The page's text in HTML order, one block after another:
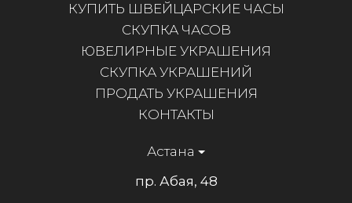
КУПИТЬ ШВЕЙЦАРСКИЕ ЧАСЫ
СКУПКА ЧАСОВ
ЮВЕЛИРНЫЕ УКРАШЕНИЯ
СКУПКА УКРАШЕНИЙ
ПРОДАТЬ УКРАШЕНИЯ
КОНТАКТЫ
Астана
пр. Абая, 48